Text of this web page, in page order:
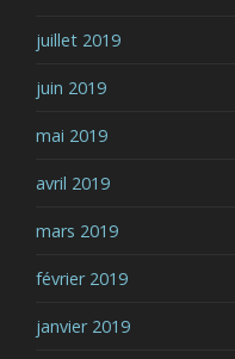
juillet 2019
juin 2019
mai 2019
avril 2019
mars 2019
février 2019
janvier 2019